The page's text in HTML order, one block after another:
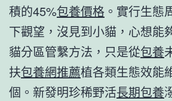
積的45%包養價格 。實行生態
下觀望，沒見到小貓，心想能
貓分區管繫方法，只是從包養
扶包養網推薦植各類生態效能
個。新發明珍稀野活長期包養